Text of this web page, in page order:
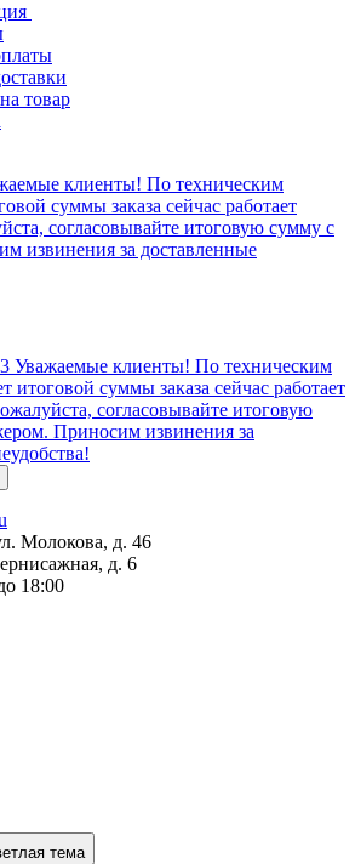
товар
клиенты! По техническим
суммы заказа сейчас работает
согласовывайте итоговую сумму с
извинения за доставленные
Уважаемые клиенты! По техническим
итоговой суммы заказа сейчас работает
согласовывайте итоговую
Приносим извинения за
Молокова, д. 46
д. 6
18:00
тема